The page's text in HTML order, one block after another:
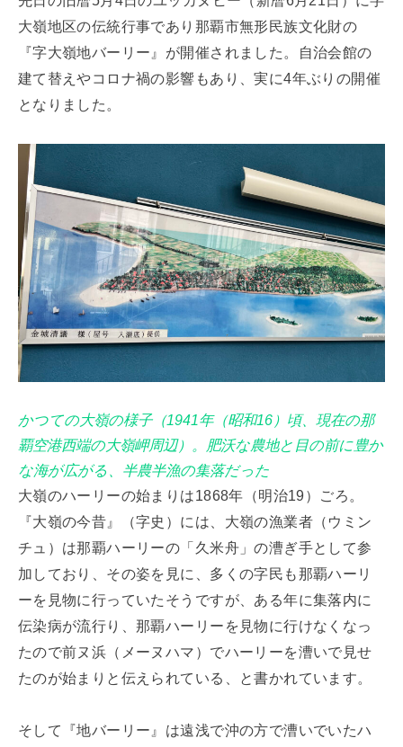
大嶺地区の伝統行事であり那覇市無形民族文化財の
『字大嶺地バーリー』が開催されました。自治会館の
建て替えやコロナ禍の影響もあり、実に4年ぶりの開催
となりました。
かつての大嶺の様子（1941年（昭和16）頃、現在の那
覇空港西端の大嶺岬周辺）。肥沃な農地と目の前に豊か
な海が広がる、半農半漁の集落だった
大嶺のハーリーの始まりは1868年（明治19）ごろ。
『大嶺の今昔』（字史）には、大嶺の漁業者（ウミン
チュ）は那覇ハーリーの「久米舟」の漕ぎ手として参
加しており、その姿を見に、多くの字民も那覇ハーリ
ーを見物に行っていたそうですが、ある年に集落内に
伝染病が流行り、那覇ハーリーを見物に行けなくなっ
たので前ヌ浜（メーヌハマ）でハーリーを漕いで見せ
たのが始まりと伝えられている、と書かれています。
そして『地バーリー』は遠浅で沖の方で漕いでいたハ